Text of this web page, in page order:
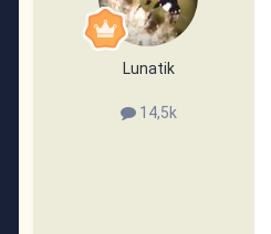
Lunatik
14,5k